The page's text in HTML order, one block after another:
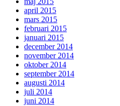
april 2015
mars 2015
februari 2015
januari 2015
december 2014
november 2014
oktober 2014
september 2014
augusti 2014
juli 2014
juni 2014